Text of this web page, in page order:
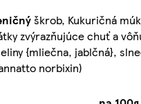
škrob, Kukuričná
zvýrazňujúce chuť a
{mliečna, jablčná},
norbixin)